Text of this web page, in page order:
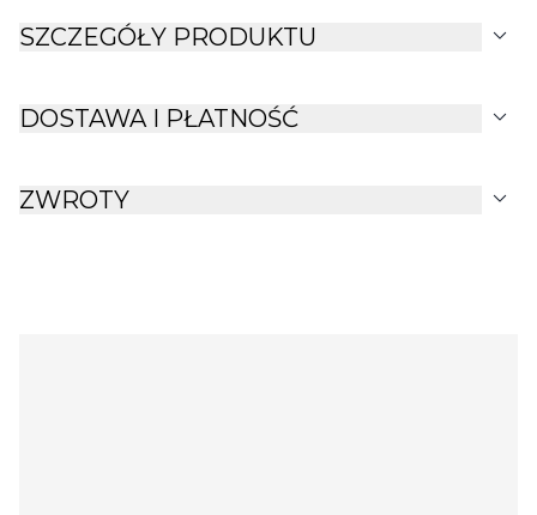
SZCZEGÓŁY PRODUKTU expand_more
DOSTAWA I PŁATNOŚĆ expand_more
ZWROTY expand_more